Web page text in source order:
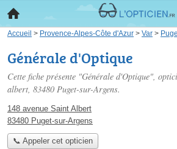
Accueil > Provence-Alpes-Côte d'Azur > Var >
Générale d'Optique
Cette fiche présente "Générale d'Optique",
albert, 83480 Puget-sur-Argens.
148 avenue Saint Albert
83480 Puget-sur-Argens
📞 Appeler cet opticien